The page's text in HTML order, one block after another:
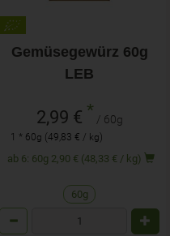
Gemüsegewürz 60g
LEB
2,99 € * / 60g
1 * 60g (49,83 € / kg)
ab 6: 60g 2,90 € (48,33 € / kg)
60g